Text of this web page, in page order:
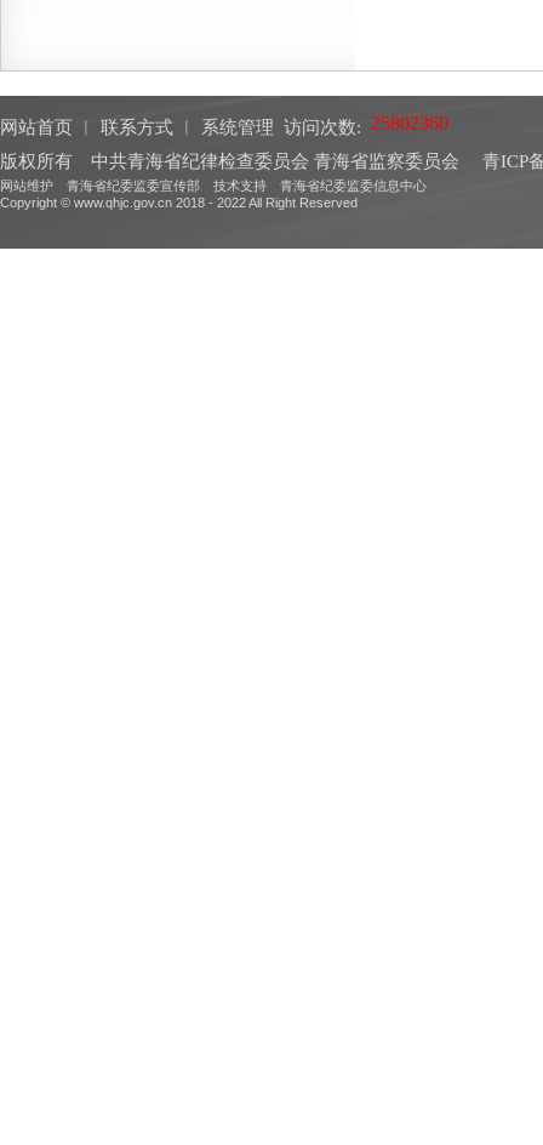
网站首页 联系方式 系统管理 访问次数:
版权所有 中共青海省纪律检查委员会 青海省监察委员会
青ICP
网站维护 青海省纪委监委宣传部 技术支持 青海省纪委监委信息中心
Copyright © www.qhjc.gov.cn 2018 - 2022 All Right Reserved